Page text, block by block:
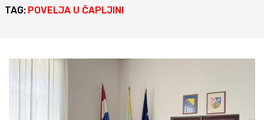
TAG: POVELJA U ČAPLJINI